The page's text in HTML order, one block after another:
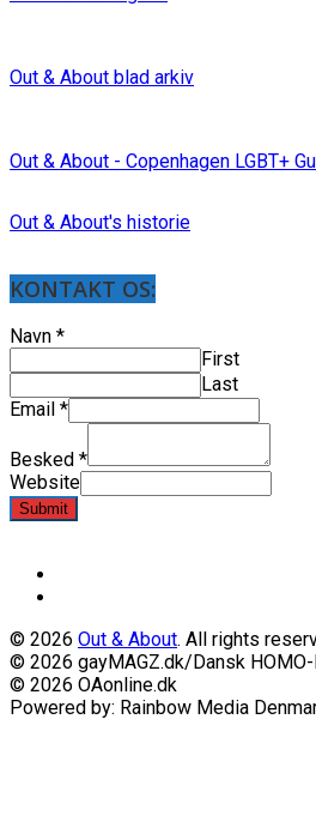
Out & About blad arkiv
Out & About - Copenhagen LGBT+
Out & About's historie
KONTAKT OS:
Navn *
First
Last
Email *
Besked *
Website
Submit
© 2026 Out & About. All rights
© 2026 gayMAGZ.dk/Dansk
© 2026 OAonline.dk
Powered by: Rainbow Media